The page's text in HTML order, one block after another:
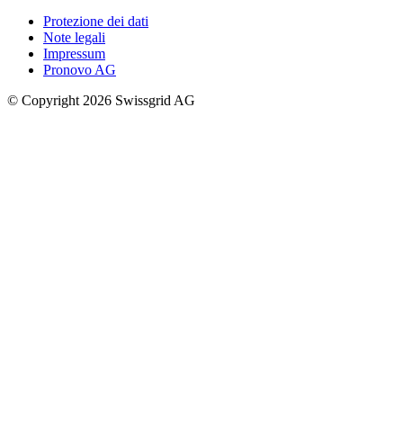
Protezione dei dati
Note legali
Impressum
Pronovo AG
© Copyright 2026 Swissgrid AG